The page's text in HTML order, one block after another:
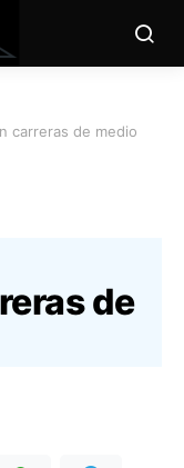
carreras de medio
de